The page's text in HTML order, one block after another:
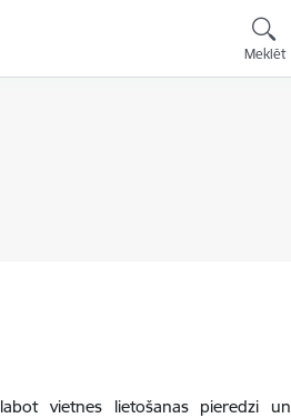
Meklēt
vietnes lietošanas pieredzi un